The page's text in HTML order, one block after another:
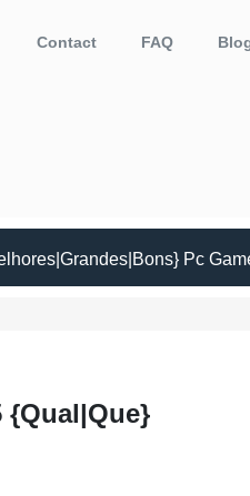
Contact FAQ
Pc
{Qual|Que}